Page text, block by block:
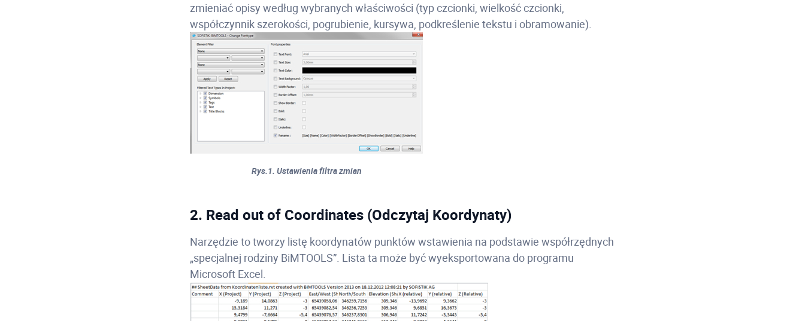
zmieniać opisy według wybranych właściwości (typ czcionki, wielkość czcionki,
współczynnik szerokości, pogrubienie, kursywa, podkreślenie tekstu i obramowanie).
Rys.1. Ustawienia filtra zmian
2. Read out of Coordinates (Odczytaj Koordynaty)
Narzędzie to tworzy listę koordynatów punktów wstawienia na podstawie współrzędnych
„specjalnej rodziny BiMTOOLS”. Lista ta może być wyeksportowana do programu
Microsoft Excel.